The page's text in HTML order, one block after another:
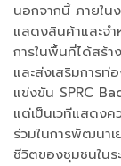
นอกจากนี้ ภายใน
แสดงสินค้าและจ
การในพื้นที่ได้สร้า
และส่งเสริมการท่
แข่งขัน SPRC
แต่เป็นเวทีแสดง
ร่วมในการพัฒนา
ชีวิตของชุมชนใน